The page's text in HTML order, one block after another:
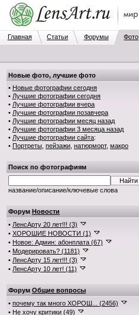
Главная Статьи Форумы Фото
Новые фото, лучшие фото
• Новые фотографии сегодня
• Лучшие фотографии сегодня
• Лучшие фотографии вчера
• Лучшие фотографии позавчера
• Лучшие фотографии месяц назад
• Лучшие фотографии 3 месяца назад
• Лучшие фотографии сайта:
• Портреты пейзажи натюрморт, макро
Поиск по фотографиям
название/описание/ключевые слова
Форум Новости
• ЛенсАрту 20 лет!!! (3)
• ХОРОШИЕ НОВОСТИ (1)
• Новое: Админ: абонплата (67)
• Модерировать? (1181)
• ЛенсАрту 15 лет!!! (3)
• ЛенсАрту 10 лет! (11)
Форум Общие вопросы
• почему так много ХОРОШ... (2456)
• Не хочу критики (49)